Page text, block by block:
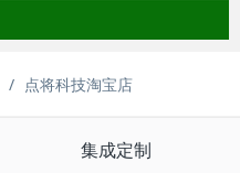
点将科技淘宝店
集成定制